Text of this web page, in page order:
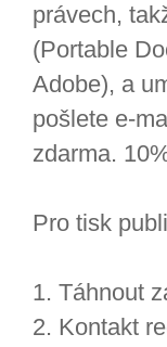
právech,
(Portable
Adobe), a
pošlete e-
zdarma.
Pro tisk
1. Táhnout
2. Kontakt